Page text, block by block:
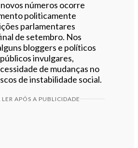
números ocorre
politicamente
parlamentares
de setembro. Nos
bloggers e políticos
invulgares,
de mudanças no
de instabilidade social.
APÓS A PUBLICIDADE